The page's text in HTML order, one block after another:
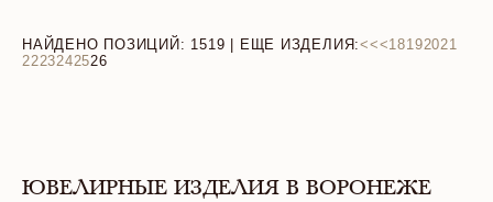
НАЙДЕНО ПОЗИЦИЙ: 1519 | ЕЩЕ ИЗДЕЛИЯ:<<<18192021
2223242526
ЮВЕЛИРНЫЕ ИЗДЕЛИЯ В ВОРОНЕЖЕ